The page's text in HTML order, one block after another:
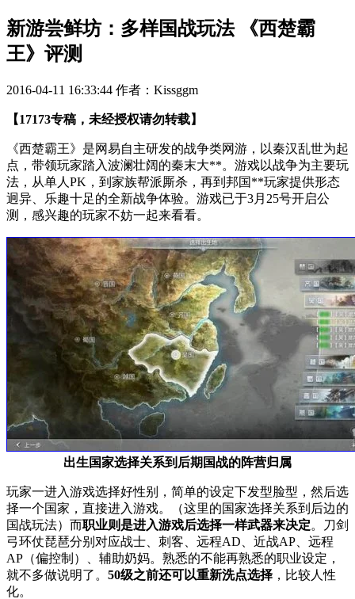
新游尝鲜坊：多样国战玩法 《西楚霸
王》评测
2016-04-11 16:33:44 作者：Kissggm
【17173专稿，未经授权请勿转载】
《西楚霸王》是网易自主研发的战争类网游，以秦汉乱世为起
点，带领玩家踏入波澜壮阔的秦末大**。游戏以战争为主要玩
法，从单人PK，到家族帮派厮杀，再到邦国**玩家提供形态
迥异、乐趣十足的全新战争体验。游戏已于3月25号开启公
测，感兴趣的玩家不妨一起来看看。
出生国家选择关系到后期国战的阵营归属
玩家一进入游戏选择好性别，简单的设定下发型脸型，然后选
择一个国家，直接进入游戏。（这里的国家选择关系到后边的
国战玩法）而职业则是进入游戏后选择一样武器来决定。刀剑
弓环仗琵琶分别对应战士、刺客、远程AD、近战AP、远程
AP（偏控制）、辅助奶妈。熟悉的不能再熟悉的职业设定，
就不多做说明了。 50级之前还可以重新洗点选择 ，比较人性
化。